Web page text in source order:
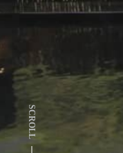
SCROLL